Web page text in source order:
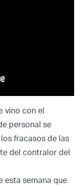
vino con el
personal se
fracasos de las
del contralor del
esta semana que